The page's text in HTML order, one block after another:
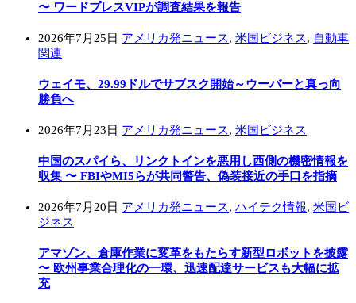
〜 ワードプレスVIPが調査結果を報告
2026年7月25日 アメリカ発ニュース, 米国ビジネス, 自動車
関連
ウェイモ、29.99ドルでサブスク開始～ウーバーと真っ向
勝負へ
2026年7月23日 アメリカ発ニュース, 米国ビジネス
中国のスパイら、リンクトインを悪用し西側の機密情報を
収集 〜 FBIやMI5らが共同警告、偽装接近の手口を指摘
2026年7月20日 アメリカ発ニュース, ハイテク情報, 米国ビ
ジネス
アマゾン、倉庫作業に変革をもたらす新型ロボットを披露
〜 欧州事業合理化の一環、迅速配達サービスも大幅に拡
充